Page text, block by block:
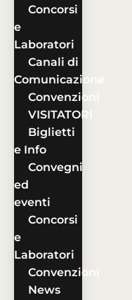
Concorsi
e
Laboratori
Canali di
Comunicazione
Convenzioni
VISITATORI
Biglietti
e Info
Convegni
ed
eventi
Concorsi
e
Laboratori
Convenzioni
News